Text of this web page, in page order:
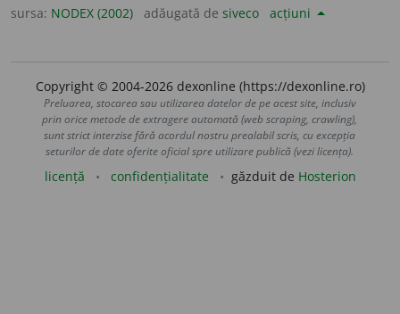
sursa: NODEX (2002) adăugată de siveco acțiuni
Copyright © 2004-2026 dexonline (https://dexonline.ro)
Preluarea, stocarea sau utilizarea datelor de pe acest site, inclusiv
prin orice metode de extragere automată (web scraping, crawling),
sunt strict interzise fără acordul nostru prealabil scris, cu excepția
seturilor de date oferite oficial spre utilizare publică (vezi licența).
licență confidențialitate găzduit de Hosterion